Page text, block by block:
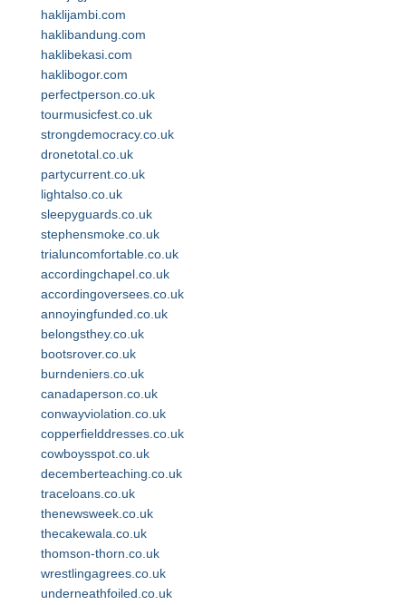
haklijambi.com
haklibandung.com
haklibekasi.com
haklibogor.com
perfectperson.co.uk
tourmusicfest.co.uk
strongdemocracy.co.uk
dronetotal.co.uk
partycurrent.co.uk
lightalso.co.uk
sleepyguards.co.uk
stephensmoke.co.uk
trialuncomfortable.co.uk
accordingchapel.co.uk
accordingoversees.co.uk
annoyingfunded.co.uk
belongsthey.co.uk
bootsrover.co.uk
burndeniers.co.uk
canadaperson.co.uk
conwayviolation.co.uk
copperfielddresses.co.uk
cowboysspot.co.uk
decemberteaching.co.uk
traceloans.co.uk
thenewsweek.co.uk
thecakewala.co.uk
thomson-thorn.co.uk
wrestlingagrees.co.uk
underneathfoiled.co.uk